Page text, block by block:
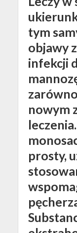
tym
objawy
infekcji
nowym
prosty,